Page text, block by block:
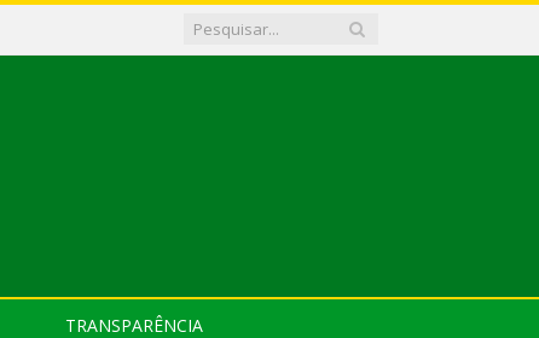
TRANSPARÊNCIA